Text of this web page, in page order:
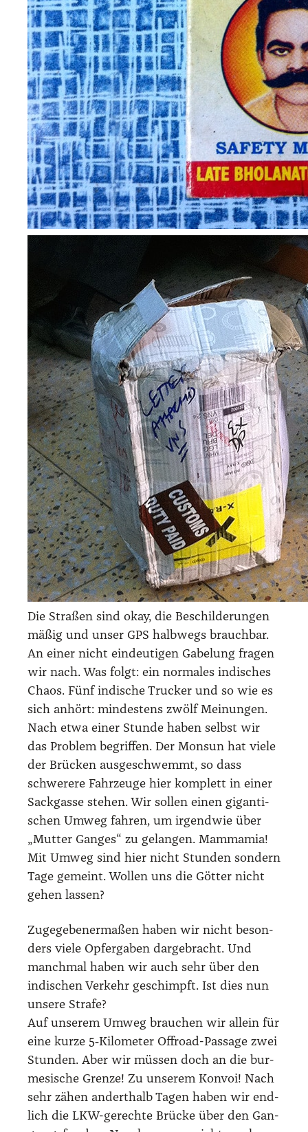
Die Stra­ßen sind okay, die Beschil­de­run­gen
mäßig und unser GPS halb­wegs brauch­bar.
An einer nicht ein­deu­ti­gen Gabe­lung fra­gen
wir nach. Was folgt: ein nor­ma­les indi­sches
Cha­os. Fünf indi­sche Tru­cker und so wie es
sich anhört: min­des­tens zwölf Mei­nun­gen.
Nach etwa einer Stun­de haben selbst wir
das Pro­blem begrif­fen. Der Mon­sun hat vie­le
der Brü­cken aus­ge­schwemmt, so dass
schwe­re­re Fahr­zeu­ge hier kom­plett in einer
Sack­gas­se ste­hen. Wir sol­len einen gigan­ti­
schen Umweg fah­ren, um irgend­wie über
„Mut­ter Gan­ges“ zu gelan­gen. Mam­ma­mia!
Mit Umweg sind hier nicht Stun­den son­dern
Tage gemeint. Wol­len uns die Göt­ter nicht
gehen las­sen?
Zuge­ge­be­ner­ma­ßen haben wir nicht beson­
ders vie­le Opfer­ga­ben dar­ge­bracht. Und
manch­mal haben wir auch sehr über den
indi­schen Ver­kehr geschimpft. Ist dies nun
unse­re Stra­fe?
Auf unse­rem Umweg brau­chen wir allein für
eine kur­ze 5‑Kilometer Off­road-Pas­sa­ge zwei
Stun­den. Aber wir müs­sen doch an die bur­
me­si­sche Gren­ze! Zu unse­rem Kon­voi! Nach
sehr zähen andert­halb Tagen haben wir end­
lich die LKW-gerech­te Brü­cke über den Gan­